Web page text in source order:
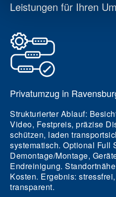
Leistungen für Ihren
Privatumzug in
Strukturierter Ablauf:
Video, Festpreis, präzise
schützen, laden
systematisch. Optional Full
Demontage/Montage,
Endreinigung.
Kosten. Ergebnis:
transparent.